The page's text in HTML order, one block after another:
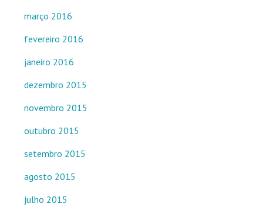
março 2016
fevereiro 2016
janeiro 2016
dezembro 2015
novembro 2015
outubro 2015
setembro 2015
agosto 2015
julho 2015